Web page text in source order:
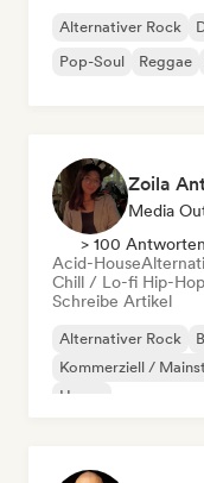
Alternativer Rock
Pop-Soul
Reggae
Zoila
Media
> 100
Acid-House
Chill / Lo-fi Hip-Hop
Schreibe Artikel
Alternativer Rock
Kommerziell /
House